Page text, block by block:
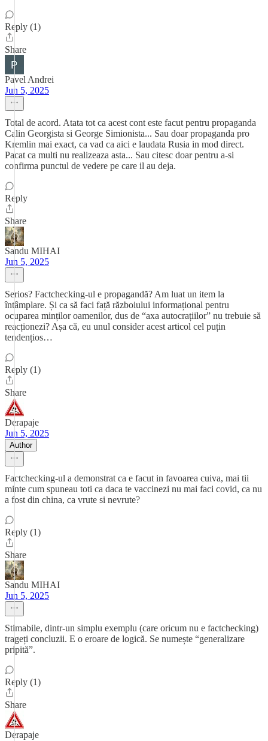
Reply (1)
Share
Pavel Andrei
Jun 5, 2025
Total de acord. Atata tot ca acest cont este facut pentru propaganda
Calin Georgista si George Simionista... Sau doar propaganda pro
Kremlin mai exact, ca vad ca aici e laudata Rusia in mod direct.
Pacat ca multi nu realizeaza asta... Sau citesc doar pentru a-si
confirma punctul de vedere pe care il au deja.
Reply
Share
Sandu MIHAI
Jun 5, 2025
Serios? Factchecking-ul e propagandă? Am luat un item la
întâmplare. Și ca să faci față războiului informațional pentru
ocuparea minților oamenilor, dus de “axa autocrațiilor” nu trebuie să
reacționezi? Așa că, eu unul consider acest articol cel puțin
tendențios…
Reply (1)
Share
Derapaje
Jun 5, 2025
Author
Factchecking-ul a demonstrat ca e facut in favoarea cuiva, mai tii
minte cum spuneau toti ca daca te vaccinezi nu mai faci covid, ca nu
a fost din china, ca vrute si nevrute?
Reply (1)
Share
Sandu MIHAI
Jun 5, 2025
Stimabile, dintr-un simplu exemplu (care oricum nu e factchecking)
trageți concluzii. E o eroare de logică. Se numește “generalizare
pripită”.
Reply (1)
Share
Derapaje